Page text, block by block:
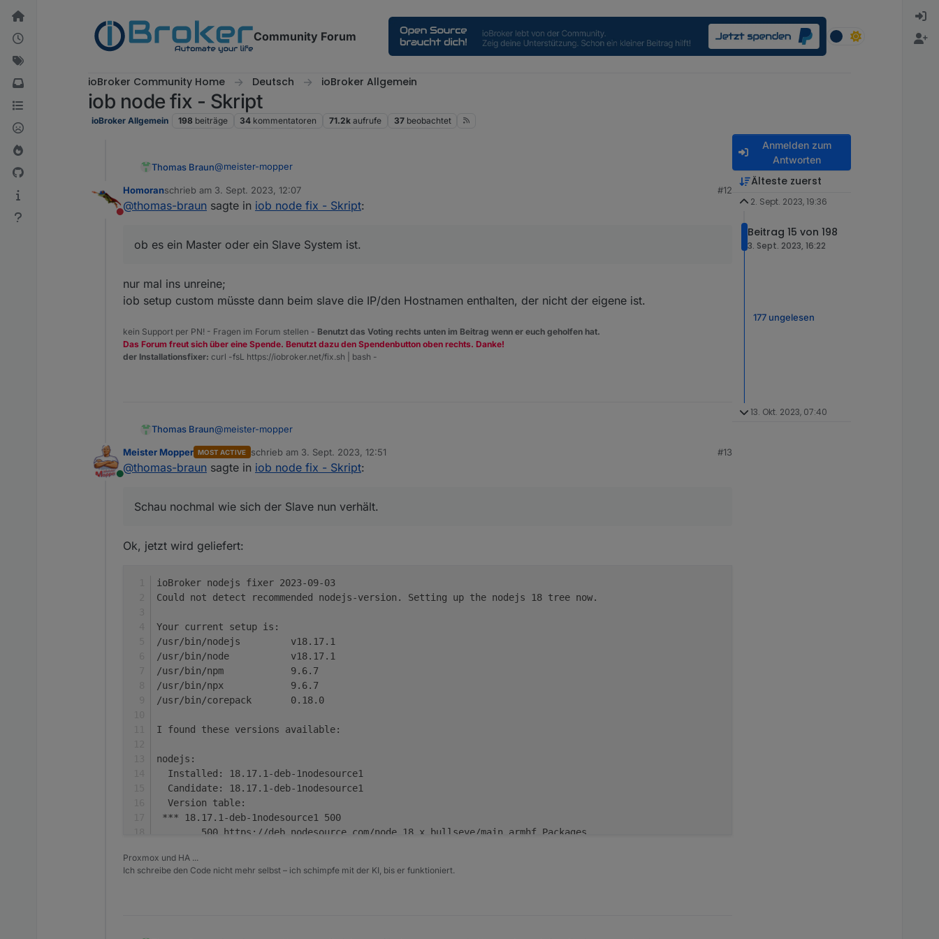
Weiter zum Inhalt
Community Forum
ioBroker Community Home Deutsch ioBroker Allgemein
iob node fix - Skript
ioBroker Allgemein 198 beiträge 34 kommentatoren 71.2k aufrufe 37 beobachtet
Thomas Braun@meister-mopper
Okay. Dann hab ich das Problem, das ich noch nicht herausgefunden habe wie man zweifelsfrei erkennt ob es ein
Master oder ein Slave System ist.
Nicht stören
Homoranschrieb am 3. Sept. 2023, 12:07
zuletzt editiert von
#12
@thomas-braun sagte in iob node fix - Skript:
ob es ein Master oder ein Slave System ist.
nur mal ins unreine;
iob setup custom müsste dann beim slave die IP/den Hostnamen enthalten, der nicht der eigene ist.
kein Support per PN! - Fragen im Forum stellen - Benutzt das Voting rechts unten im Beitrag wenn er euch geholfen hat.
Das Forum freut sich über eine Spende. Benutzt dazu den Spendenbutton oben rechts. Danke!
der Installationsfixer: curl -fsL https://iobroker.net/fix.sh | bash -
Thomas Braun@meister-mopper
Schau nochmal wie sich der Slave nun verhält. Hab da was angepasst.
Online
Meister Mopper MOST ACTIVE schrieb am 3. Sept. 2023, 12:51
zuletzt editiert von
#13
@thomas-braun sagte in iob node fix - Skript:
Schau nochmal wie sich der Slave nun verhält.
Ok, jetzt wird geliefert:
ioBroker nodejs fixer 2023-09-03
Could not detect recommended nodejs-version. Setting up the nodejs 18 tree now.
Your current setup is:
/usr/bin/nodejs         v18.17.1
/usr/bin/node           v18.17.1
/usr/bin/npm            9.6.7
/usr/bin/npx            9.6.7
/usr/bin/corepack       0.18.0
I found these versions available:
nodejs:
  Installed: 18.17.1-deb-1nodesource1
  Candidate: 18.17.1-deb-1nodesource1
  Version table:
*** 18.17.1-deb-1nodesource1 500
        500 https://deb.nodesource.com/node_18.x bullseye/main armhf Packages
     12.22.12~dfsg-1~deb11u4 500
        500 http://raspbian.raspberrypi.org/raspbian bullseye/main armhf Packages
Proxmox und HA ...
Ich schreibe den Code nicht mehr selbst – ich schimpfe mit der KI, bis er funktioniert.
Anmelden zum
Antworten
Älteste zuerst
2. Sept. 2023, 19:36
Beitrag 15 von 198
3. Sept. 2023, 16:22
177 ungelesen
13. Okt. 2023, 07:40